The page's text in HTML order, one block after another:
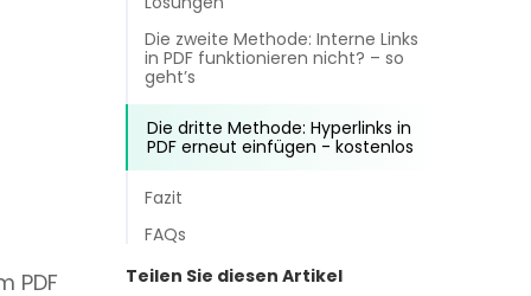
Die zweite Methode: Interne Links
in PDF funktionieren nicht? – so
geht’s
Die dritte Methode: Hyperlinks in
PDF erneut einfügen - kostenlos
Fazit
FAQs
Teilen Sie diesen Artikel
PDF